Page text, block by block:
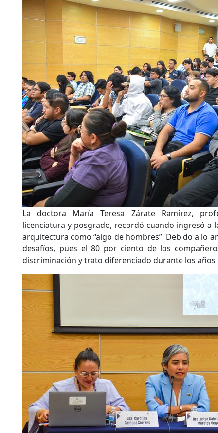
La doctora María Teresa Zárate Ramírez,
licenciatura y posgrado, recordó cuando ingresó a
arquitectura como “algo de hombres”. Debido a lo
desafíos, pues el 80 por ciento de los
discriminación y trato diferenciado durante los